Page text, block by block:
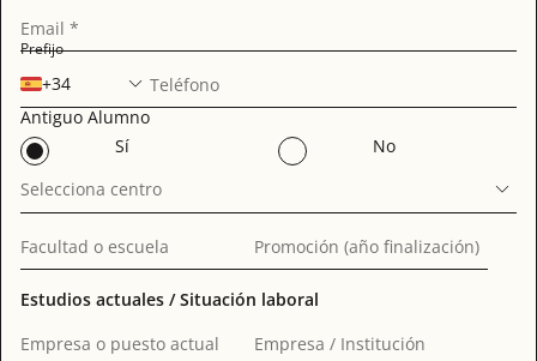
Email *
+34
Prefijo
Teléfono
Antiguo Alumno
Sí
No
Selecciona centro
Facultad o escuela Promoción (año finalización)
Estudios actuales / Situación laboral
Empresa o puesto actual
Empresa / Institución